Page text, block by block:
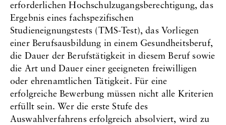
erforderlichen Hochschulzugangsberechtigung, das
Ergebnis eines fachspezifischen
Studieneignungstests (TMS-Test), das Vorliegen
einer Berufsausbildung in einem Gesundheitsberuf,
die Dauer der Berufstätigkeit in diesem Beruf sowie
die Art und Dauer einer geeigneten freiwilligen
oder ehrenamtlichen Tätigkeit. Für eine
erfolgreiche Bewerbung müssen nicht alle Kriterien
erfüllt sein. Wer die erste Stufe des
Auswahlverfahrens erfolgreich absolviert, wird zu